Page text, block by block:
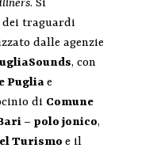
. Si
dei traguardi
dalle agenzie
, con
Pugliae
di Comune
– polo jonico,
Turismo e il